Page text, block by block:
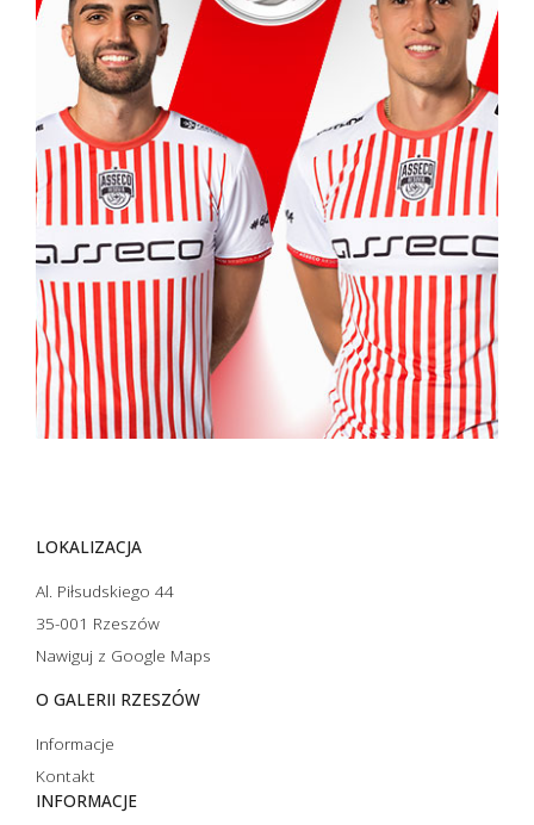
LOKALIZACJA
Al. Piłsudskiego 44
35-001 Rzeszów
Nawiguj z Google Maps
O GALERII RZESZÓW
Informacje
Kontakt
INFORMACJE